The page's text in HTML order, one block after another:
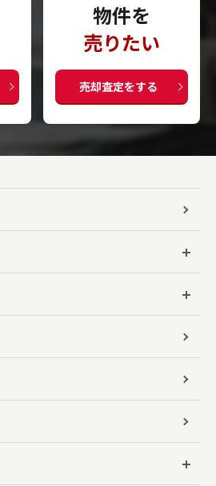
物件を
売りたい
売却査定をする